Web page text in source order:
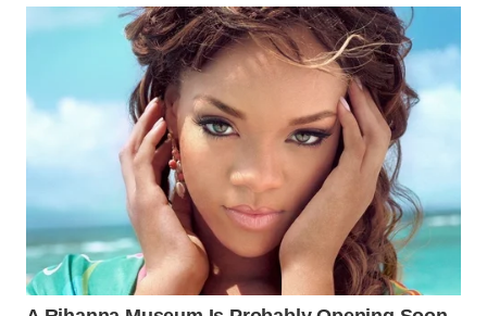
WAHANANEWS
WAHANANEWS
WAHANANEWS
NET